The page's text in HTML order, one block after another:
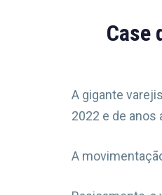
Case
A gigante
2022 e de anos
A